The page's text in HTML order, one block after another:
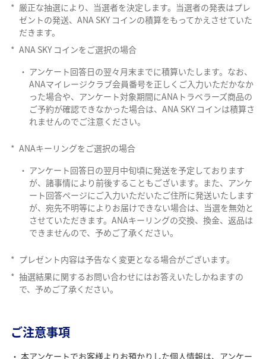
* 厳正な抽選により、当選者を決定します。当選者の発表はプレ
ゼントの発送、ANA SKY コインの積算をもってかえさせていた
だきます。
* ANA SKY コインをご選択の場合
アンケート回答日の翌々月末までに積算いたします。なお、
ANAマイレージクラブ会員番号を正しくご入力いただかなか
った場合や、アンケート対象期間にANAトラベラーズ商品の
ご予約が確認できなかった場合は、ANA SKY コインは積算さ
れませんのでご注意ください。
* ANAキーリングをご選択の場合
アンケート回答日の翌月中旬頃に発送を予定しております
が、諸事情により前後することもございます。また、アンケ
ート回答ページにご入力いただいたご住所に発送いたします
が、宛先不明等によりお届けできない場合は、当選を無効と
させていただきます。ANAキーリングの交換、換金、返品は
できませんので、予めご了承ください。
* プレゼント内容は予告なく変更となる場合がございます。
* 抽選結果に関するお問い合わせにはお答えいたしかねますの
で、予めご了承ください。
ご注意事項
本アンケートでお客様よりお預かりした個人情報は、アンケー